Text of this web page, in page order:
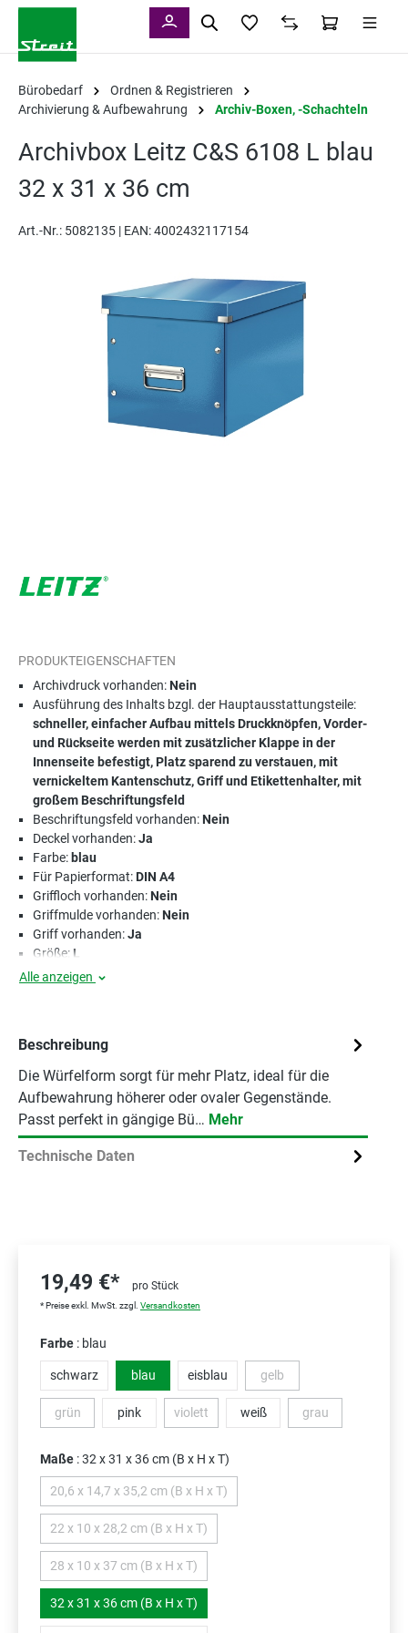
Bürobedarf
Ordnen & Registrieren
Archivierung & Aufbewahrung
Archiv-Boxen, -Schachteln
Archivbox Leitz C&S 6108 L blau
32 x 31 x 36 cm
Art.-Nr.: 5082135 | EAN: 4002432117154
PRODUKTEIGENSCHAFTEN
Archivdruck vorhanden:Nein
Ausführung des Inhalts bzgl. der Hauptausstattungsteile:
schneller, einfacher Aufbau mittels Druckknöpfen, Vorder-
und Rückseite werden mit zusätzlicher Klappe in der
Innenseite befestigt, Platz sparend zu verstauen, mit
vernickeltem Kantenschutz, Griff und Etikettenhalter, mit
großem Beschriftungsfeld
Beschriftungsfeld vorhanden:Nein
Deckel vorhanden:Ja
Farbe: blau
Für Papierformat:DIN A4
Griffloch vorhanden:Nein
Griffmulde vorhanden:Nein
Griff vorhanden:Ja
Größe: L
Alle anzeigen
Beschreibung
Die Würfelform sorgt für mehr Platz, ideal für die
Aufbewahrung höherer oder ovaler Gegenstände.
Passt perfekt in gängige Bü… Mehr
Technische Daten
19,49 €* pro Stück
* Preise exkl. MwSt. zzgl. Versandkosten
Farbe : blau
schwarz blau eisblau gelb(Diese Option ist zurzeit
grün(Diese Option ist zurzeit nicht verfügbar.)
pink violett(Diese Option ist zurzeit nicht verfügbar.)
weiß grau(Diese Option ist
Maße : 32 x 31 x 36 cm (B x H x T)
20,6 x 14,7 x 35,2 cm (B x H x T)(Diese Option ist zurzeit nicht verfügbar.)
22 x 10 x 28,2 cm (B x H x T)(Diese Option ist zurzeit nicht verfügbar.)
28 x 10 x 37 cm (B x H x T)(Diese Option ist zurzeit nicht verfügbar.)
32 x 31 x 36 cm (B x H x T)